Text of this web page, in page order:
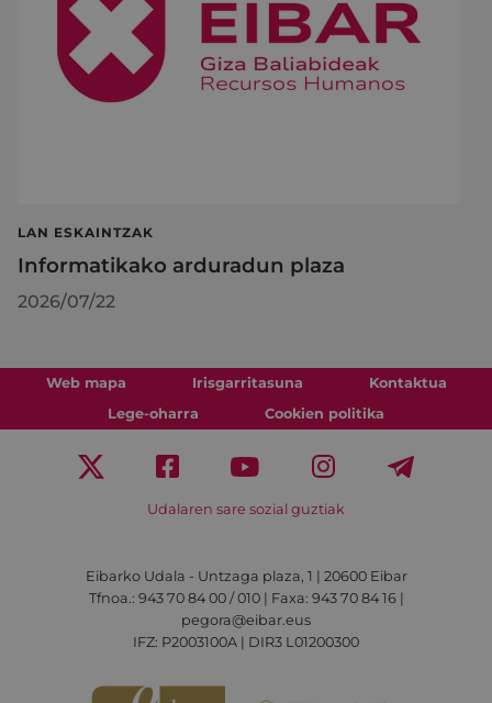
LAN ESKAINTZAK
Informatikako arduradun plaza
2026/07/22
Web mapa Irisgarritasuna
Kontaktua
Lege-oharra
Cookien politika
Udalaren sare sozial guztiak
Eibarko Udala - Untzaga plaza, 1 | 20600 Eibar
Tfnoa.: 943 70 84 00 / 010 | Faxa: 943 70 84 16 |
pegora@eibar.eus
IFZ: P2003100A | DIR3 L01200300